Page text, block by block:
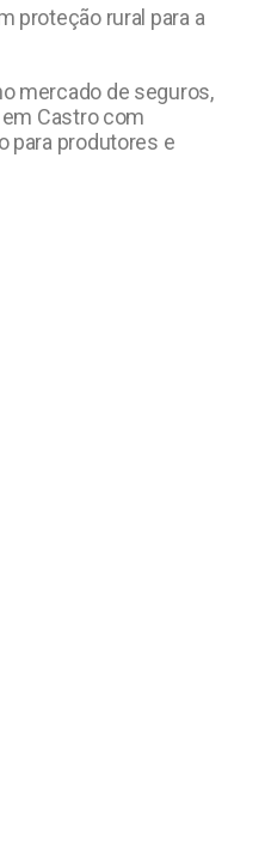
proteção rural para a
mercado de seguros,
Castro com
para produtores e